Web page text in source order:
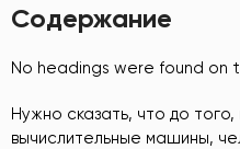
Содержание
No headings were found on
Нужно сказать, что до
вычислительные машины,